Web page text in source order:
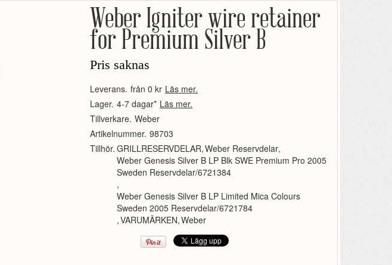
Weber Igniter wire retainer
for Premium Silver B
Pris saknas
Leverans. från 0 kr Läs mer.
Lager. 4-7 dagar* Läs mer.
Tillverkare. Weber
Artikelnummer. 98703
Tillhör. GRILLRESERVDELAR,Weber Reservdelar,
Weber Genesis Silver B LP Blk SWE Premium Pro 2005
Sweden Reservdelar/6721384
,
Weber Genesis Silver B LP Limited Mica Colours
Sweden 2005 Reservdelar/6721784
,VARUMÄRKEN,Weber